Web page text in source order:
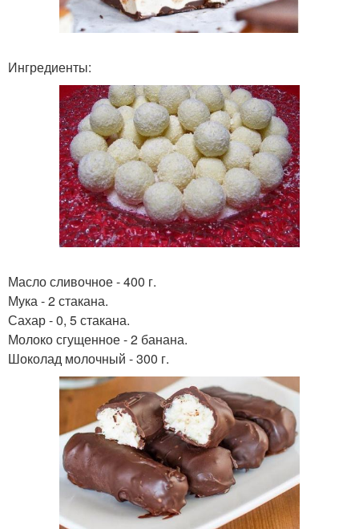
Ингредиенты:
Масло сливочное - 400 г.
Мука - 2 стакана.
Сахар - 0, 5 стакана.
Молоко сгущенное - 2 банана.
Шоколад молочный - 300 г.